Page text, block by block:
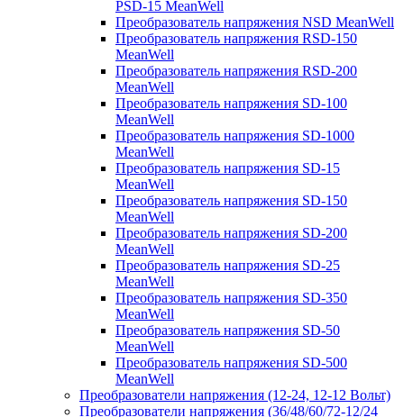
PSD-15 MeanWell
Преобразователь напряжения NSD MeanWell
Преобразователь напряжения RSD-150
MeanWell
Преобразователь напряжения RSD-200
MeanWell
Преобразователь напряжения SD-100
MeanWell
Преобразователь напряжения SD-1000
MeanWell
Преобразователь напряжения SD-15
MeanWell
Преобразователь напряжения SD-150
MeanWell
Преобразователь напряжения SD-200
MeanWell
Преобразователь напряжения SD-25
MeanWell
Преобразователь напряжения SD-350
MeanWell
Преобразователь напряжения SD-50
MeanWell
Преобразователь напряжения SD-500
MeanWell
Преобразователи напряжения (12-24, 12-12 Вольт)
Преобразователи напряжения (36/48/60/72-12/24